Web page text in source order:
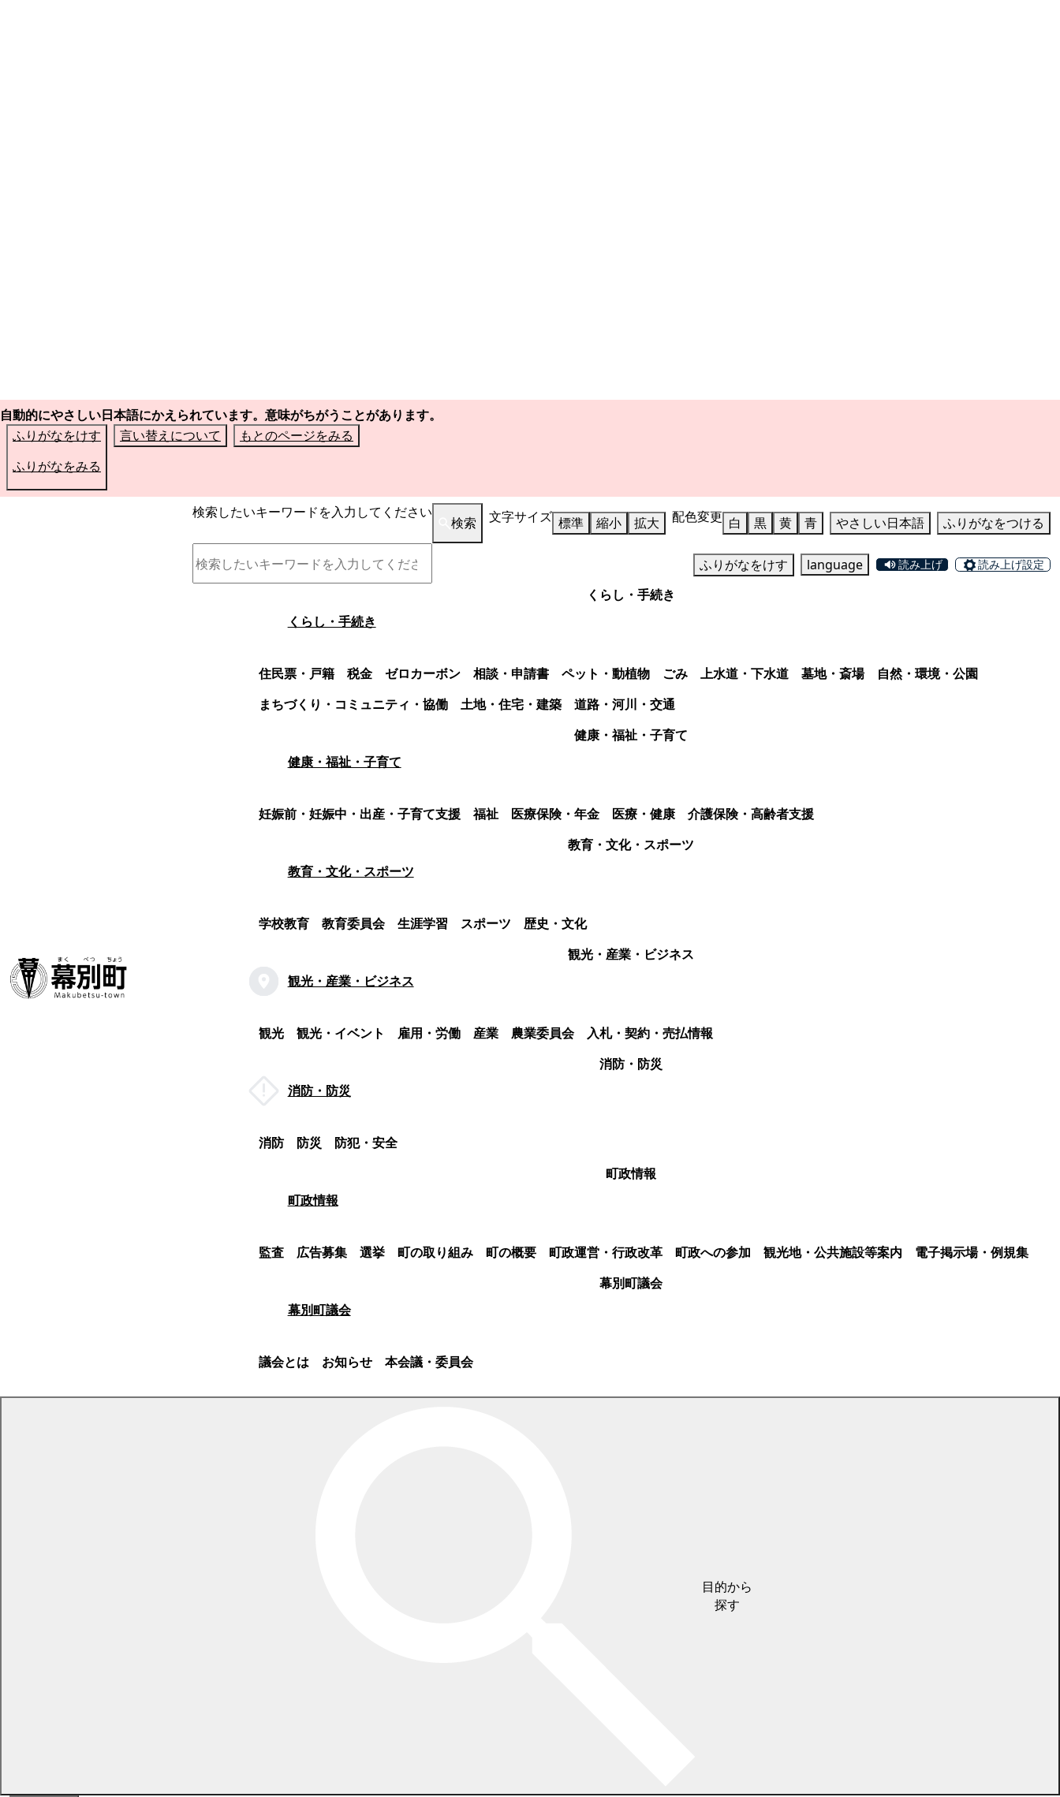
自動的にやさしい日本語にかえられています。意味がちがうことがあります。
ふりがなをけす
ふりがなをみる
言い替えについて もとのページをみる
検索したいキーワードを入力してください
検索 文字サイズ 標準 縮小 拡大 配色変更 白 黒 黄 青 やさしい日本語 ふりがなをつける
ふりがなをけす language 読み上げ 読み上げ設定
くらし・手続き
くらし・手続き
住民票・戸籍 税金 ゼロカーボン 相談・申請書 ペット・動植物 ごみ 上水道・下水道 墓地・斎場
自然・環境・公園
まちづくり・コミュニティ・協働
土地・住宅・建築
道路・河川・交通
健康・福祉・子育て
健康・福祉・子育て
妊娠前・妊娠中・出産・子育て支援 福祉 医療保険・年金 医療・健康
介護保険・高齢者支援
教育・文化・スポーツ
教育・文化・スポーツ
学校教育 教育委員会 生涯学習 スポーツ
歴史・文化
観光・産業・ビジネス
観光・産業・ビジネス
観光 観光・イベント 雇用・労働 産業 農業委員会
入札・契約・売払情報
消防・防災
消防・防災
消防 防災
防犯・安全
町政情報
町政情報
監査 広告募集 選挙 町の取り組み 町の概要 町政運営・行政改革 町政への参加 観光地・公共施設等案内
電子掲示場・例規集
幕別町議会
幕別町議会
議会とは お知らせ 本会議・委員会
目的から
探す